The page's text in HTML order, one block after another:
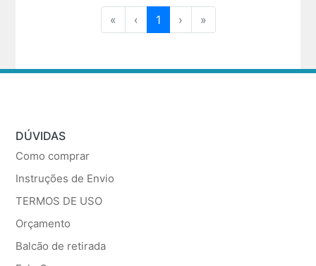
« ‹ 1 › »
DÚVIDAS
Como comprar
Instruções de Envio
TERMOS DE USO
Orçamento
Balcão de retirada